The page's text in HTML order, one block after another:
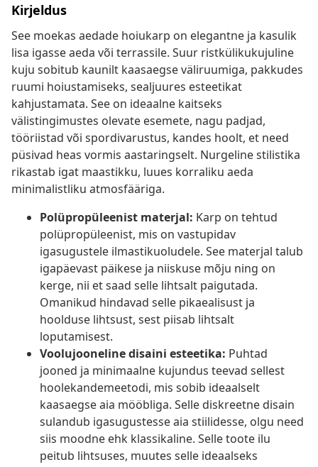
Kirjeldus
See moekas aedade hoiukarp on elegantne ja kasulik
lisa igasse aeda või terrassile. Suur ristkülikukujuline
kuju sobitub kaunilt kaasaegse väliruumiga, pakkudes
ruumi hoiustamiseks, sealjuures esteetikat
kahjustamata. See on ideaalne kaitseks
välistingimustes olevate esemete, nagu padjad,
tööriistad või spordivarustus, kandes hoolt, et need
püsivad heas vormis aastaringselt. Nurgeline stilistika
rikastab igat maastikku, luues korraliku aeda
minimalistliku atmosfääriga.
Polüpropüleenist materjal: Karp on tehtud
polüpropüleenist, mis on vastupidav
igasugustele ilmastikuoludele. See materjal talub
igapäevast päikese ja niiskuse mõju ning on
kerge, nii et saad selle lihtsalt paigutada.
Omanikud hindavad selle pikaealisust ja
hoolduse lihtsust, sest piisab lihtsalt
loputamisest.
Voolujooneline disaini esteetika: Puhtad
jooned ja minimaalne kujundus teevad sellest
hoolekandemeetodi, mis sobib ideaalselt
kaasaegse aia mööbliga. Selle diskreetne disain
sulandub igasugustesse aia stiilidesse, olgu need
siis moodne ehk klassikaline. Selle toote ilu
peitub lihtsuses, muutes selle ideaalseks